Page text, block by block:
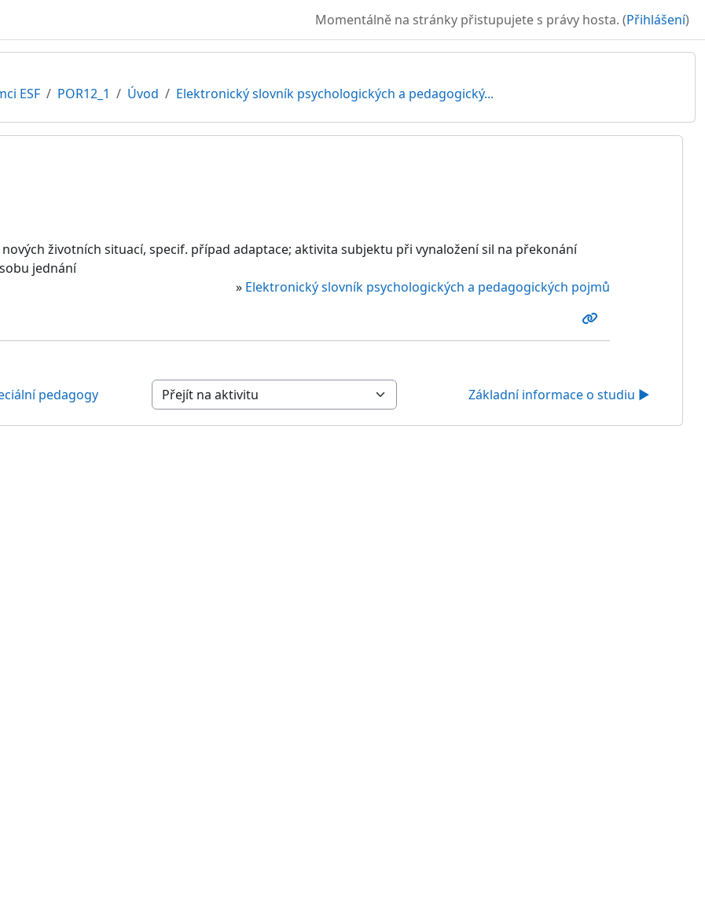
Momentálně na stránky přistupujete s právy hosta. (Přihlášení)
ESF POR12_1 Úvod Elektronický slovník psychologických a pedagogický...
životních situací, specif. případ adaptace; aktivita subjektu při vynaložení sil na překonání
jednání
» Elektronický slovník psychologických a pedagogických pojmů
pedagogy Přejít na aktivitu Základní informace o studiu ▶︎